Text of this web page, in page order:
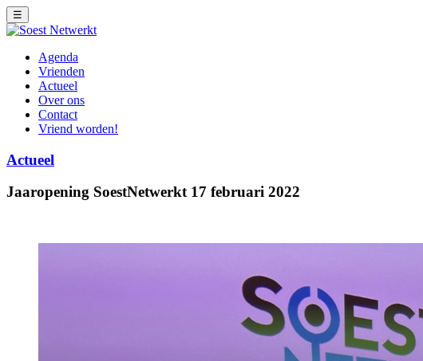
☰
Agenda
Vrienden
Actueel
Over ons
Contact
Vriend worden!
Actueel
Jaaropening SoestNetwerkt 17 februari 2022